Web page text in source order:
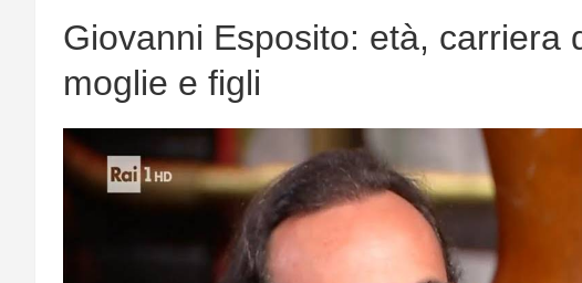
Giovanni Esposito: età, carriera
moglie e figli